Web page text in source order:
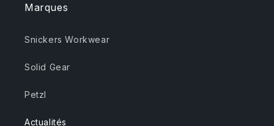
Marques
Snickers Workwear
Solid Gear
Petzl
Actualités